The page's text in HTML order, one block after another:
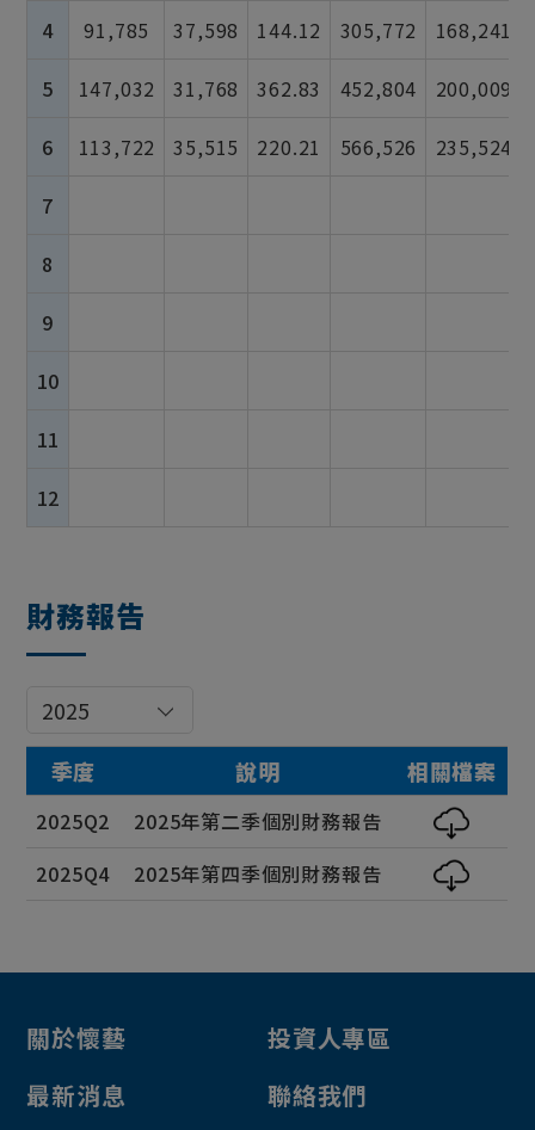
4 91,785 37,598 144.12 305,772 168,241
5 147,032 31,768 362.83 452,804 200,009
6 113,722 35,515 220.21 566,526 235,524
7
8
9
10
11
12
財務報告
季度 說明 相關檔案
2025Q2
2025年第二季個別財務報告
2025Q4
2025年第四季個別財務報告
關於懷藝
最新消息
投資人專區
聯絡我們